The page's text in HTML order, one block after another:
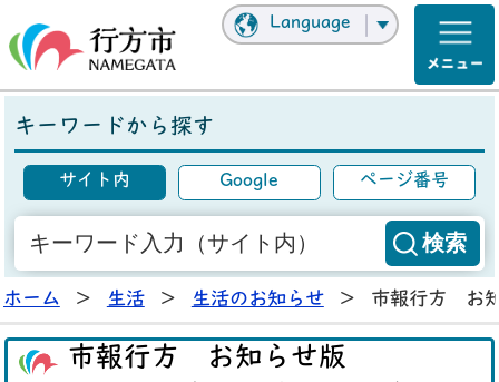
Language
キーワードから探す
サイト内 Google ページ番号
ホーム > 生活 > 生活のお知らせ > 市報行方 お
市報行方 お知らせ版